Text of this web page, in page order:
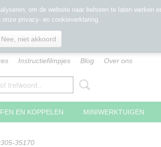
Instructiefilmpjes Blog Over ons
EN KOPPELEN MINIWERKTUIGEN
35170
om de website naar behoren te laten werken
privacy- en cookieverklaring.
Nee, niet akkoord